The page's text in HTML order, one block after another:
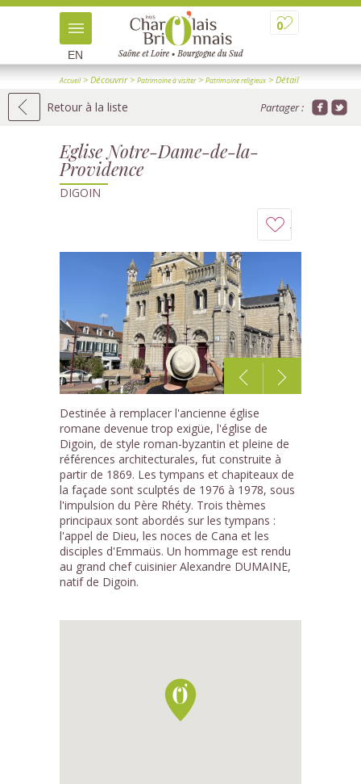
0
EN
Accueil> Découvrir> Patrimoine à visiter> Patrimoine religieux> Détail
Retour à la liste Partager :
Eglise Notre-Dame-de-la-
Providence
DIGOIN
à
mon
carnet
1
Destinée à remplacer l'ancienne église
romane devenue trop exigüe, l'église de
Digoin, de style roman-byzantin et pleine de
références architecturales, fut construite à
partir de 1869. Les tympans et chapiteaux de
la façade sont sculptés de 1976 à 1978, sous
l'impulsion du Père Rhéty. Trois thèmes
principaux sont abordés sur les tympans :
l'appel de Dieu, les noces de Cana et les
disciples d'Emmaüs. Un hommage est rendu
au grand chef cuisinier Alexandre DUMAINE,
natif de Digoin.